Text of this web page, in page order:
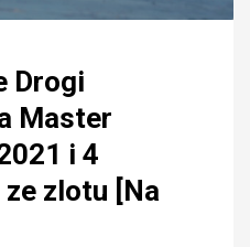
Drogi
Master
i 4
zlotu [Na